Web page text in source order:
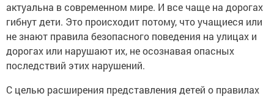
актуальна в современном мире. И все чаще на дорогах
гибнут дети. Это происходит потому, что учащиеся или
не знают правила безопасного поведения на улицах и
дорогах или нарушают их, не осознавая опасных
последствий этих нарушений.
С целью расширения представления детей о правилах